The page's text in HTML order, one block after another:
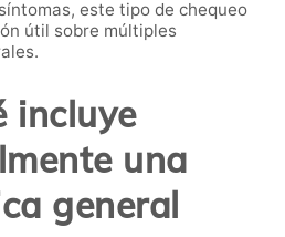
este tipo de chequeo
útil sobre múltiples
incluye
una
general